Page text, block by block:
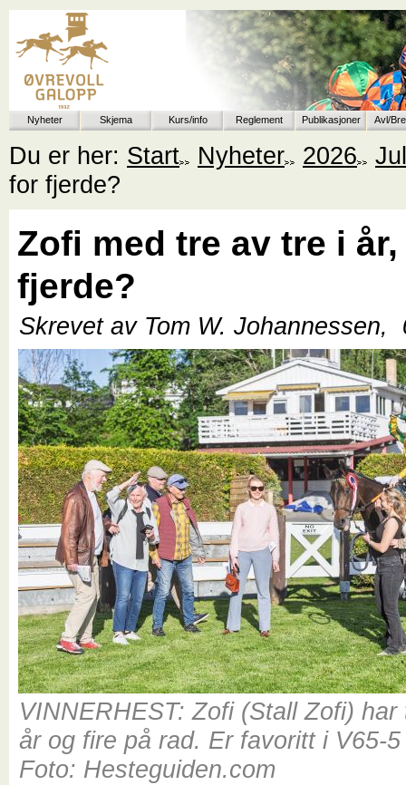
Nyheter Skjema Kurs/info Reglement Publikasjoner Avl/
Du er her: Start Nyheter 2026
for fjerde?
Zofi med tre av tre i
fjerde?
Skrevet av Tom W. Johannessen,
VINNERHEST: Zofi (Stall Zofi)
år og fire på rad. Er favoritt i V65-
Foto: Hesteguiden.com